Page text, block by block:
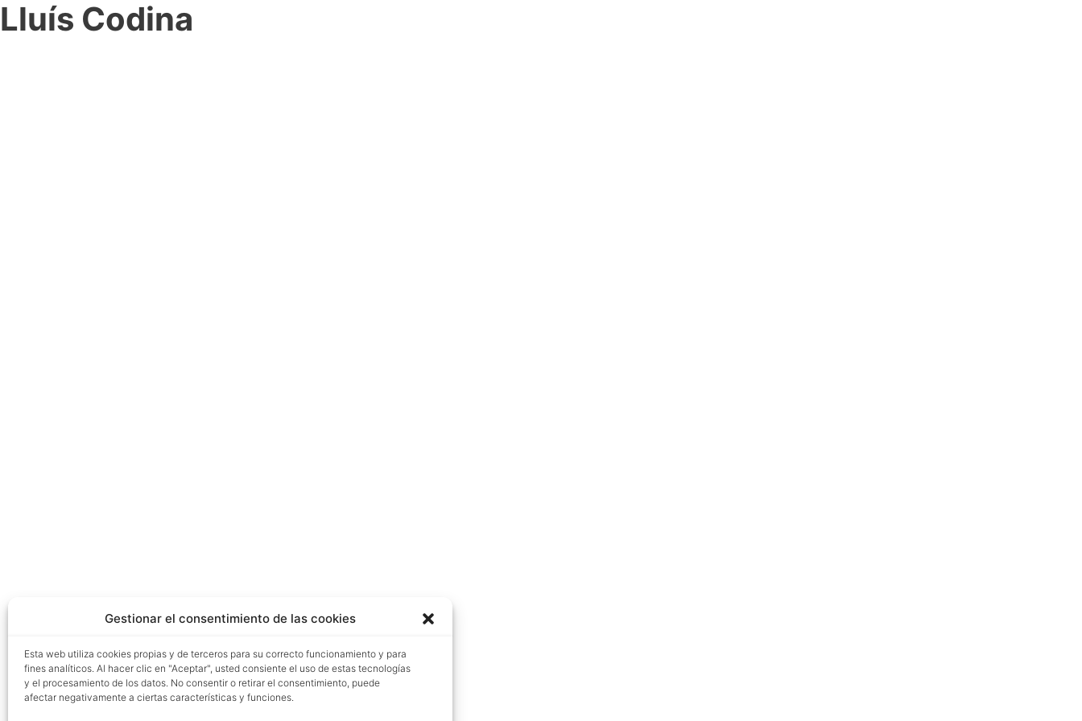
Gestionar el consentimiento de las cookies
Esta web utiliza cookies propias y de terceros para su correcto funcionamiento y para
fines analíticos. Al hacer clic en "Aceptar", usted consiente el uso de estas tecnologías
y el procesamiento de los datos. No consentir o retirar el consentimiento, puede
afectar negativamente a ciertas características y funciones.
Lluís Codina